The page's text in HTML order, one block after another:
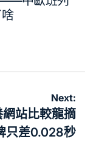
Next:
站比較龍摘
只差0.028秒